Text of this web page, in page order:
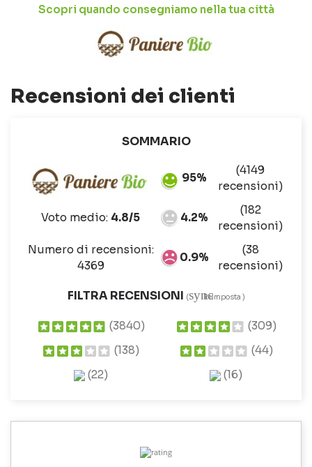
Scopri quando consegniamo nella tua città
Recensioni dei clienti
SOMMARIO
95%
(4149
recensioni)
Voto medio: 4.8/5 4.2%
(182
recensioni)
Numero di recensioni:
4369
0.9%
(38
recensioni)
FILTRA RECENSIONI (syncReimposta )
(3840)
(309)
(138)
(44)
(22)
(16)